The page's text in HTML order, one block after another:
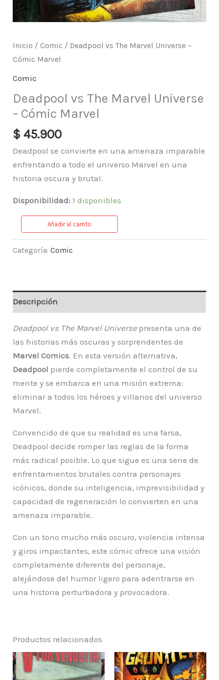
Inicio /Comic / Deadpool vs The Marvel Universe –
Cómic Marvel
Comic
Deadpool vs The Marvel Universe
– Cómic Marvel
$ 45.900
Deadpool se convierte en una amenaza imparable
enfrentando a todo el universo Marvel en una
historia oscura y brutal.
Disponibilidad: 1 disponibles
Añadir al carrito
Categoría:Comic
Descripción
Deadpool vs The Marvel Universe presenta una de
las historias más oscuras y sorprendentes de
Marvel Comics. En esta versión alternativa,
Deadpool pierde completamente el control de su
mente y se embarca en una misión extrema:
eliminar a todos los héroes y villanos del universo
Marvel.
Convencido de que su realidad es una farsa,
Deadpool decide romper las reglas de la forma
más radical posible. Lo que sigue es una serie de
enfrentamientos brutales contra personajes
icónicos, donde su inteligencia, imprevisibilidad y
capacidad de regeneración lo convierten en una
amenaza imparable.
Con un tono mucho más oscuro, violencia intensa
y giros impactantes, este cómic ofrece una visión
completamente diferente del personaje,
alejándose del humor ligero para adentrarse en
una historia perturbadora y provocadora.
Productos relacionados